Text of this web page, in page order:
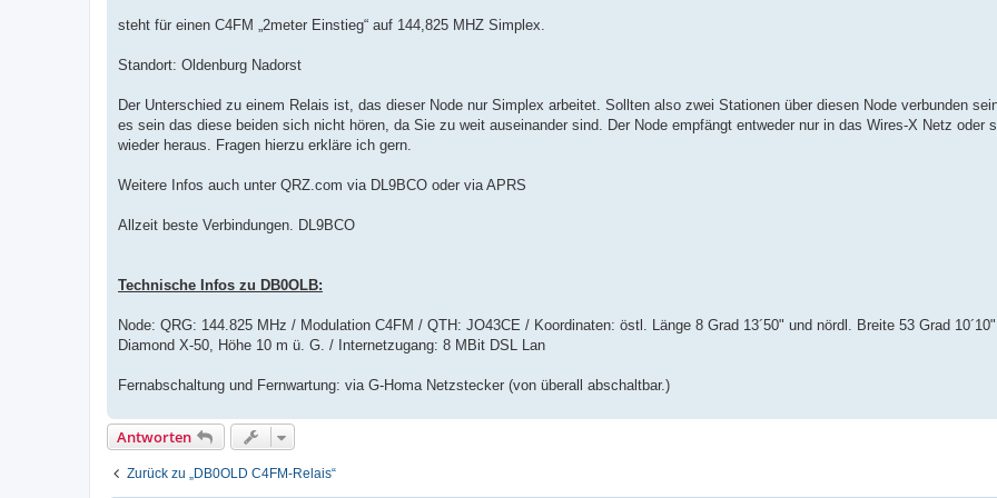
steht für einen C4FM „2meter Einstieg“ auf 144,825 MHZ Simplex.
Standort: Oldenburg Nadorst
Der Unterschied zu einem Relais ist, das dieser Node nur Simplex arbeitet. Sollten also zwei Stationen über diesen Node verbunden
es sein das diese beiden sich nicht hören, da Sie zu weit auseinander sind. Der Node empfängt entweder nur in das Wires-X Netz oder
wieder heraus. Fragen hierzu erkläre ich gern.
Weitere Infos auch unter QRZ.com via DL9BCO oder via APRS
Allzeit beste Verbindungen. DL9BCO
Technische Infos zu DB0OLB:
Node: QRG: 144.825 MHz / Modulation C4FM / QTH: JO43CE / Koordinaten: östl. Länge 8 Grad 13´50" und nördl. Breite 53 Grad
Diamond X-50, Höhe 10 m ü. G. / Internetzugang: 8 MBit DSL Lan
Fernabschaltung und Fernwartung: via G-Homa Netzstecker (von überall abschaltbar.)
Antworten
Zurück zu „DB0OLD C4FM-Relais“